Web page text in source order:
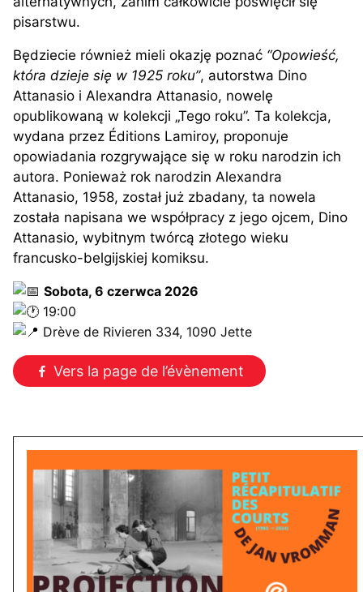
pisarstwu.
Będziecie również mieli okazję poznać “Opowieść,
która dzieje się w 1925 roku”, autorstwa Dino
Attanasio i Alexandra Attanasio, nowelę
opublikowaną w kolekcji „Tego roku”. Ta kolekcja,
wydana przez Éditions Lamiroy, proponuje
opowiadania rozgrywające się w roku narodzin ich
autora. Ponieważ rok narodzin Alexandra
Attanasio, 1958, został już zbadany, ta nowela
została napisana we współpracy z jego ojcem, Dino
Attanasio, wybitnym twórcą złotego wieku
francusko-belgijskiej komiksu.
Sobota, 6 czerwca 2026
19:00
Drève de Rivieren 334, 1090 Jette
Vers la page de l’évènement